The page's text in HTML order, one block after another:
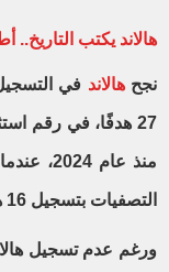
هالاند يكتب
نجحهالاند
27 هدفًا، في رقم
منذ عام
التصفيات بتسجيل 16 هدفًا.
ورغم عدم تسجيل